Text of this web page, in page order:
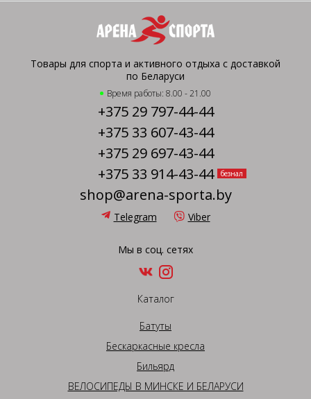
Товары для спорта и активного отдыха с доставкой
по Беларуси
Время работы: 8.00 - 21.00
+375 29 797-44-44
+375 33 607-43-44
+375 29 697-43-44
+375 33 914-43-44
безнал
shop@arena-sporta.by
Telegram Viber
Мы в соц. сетях
Каталог
Батуты
Бескаркасные кресла
Бильярд
ВЕЛОСИПЕДЫ В МИНСКЕ И БЕЛАРУСИ